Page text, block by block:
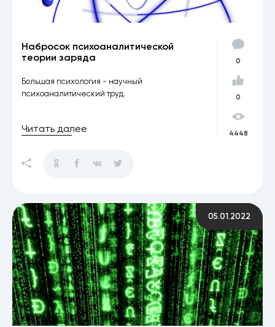
Набросок психоаналитической
теории заряда
Большая психология - научный
психоаналитический труд.
Читать далее
0
0
4448
05.01.2022